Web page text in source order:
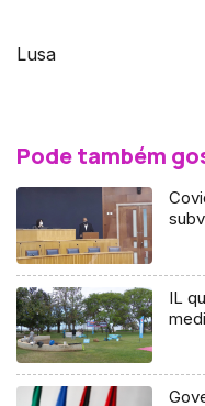
Lusa
Pode também
IL